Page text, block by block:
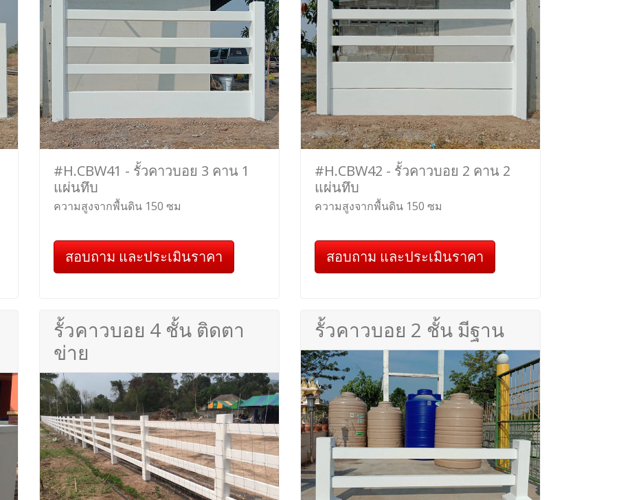
#H.CBW41 - รั้วคาวบอย 3 คาน 1
แผ่นทึบ
ความสูงจากพื้นดิน 150 ซม
สอบถาม และประเมินราคา
#H.CBW42 - รั้วคาวบอย 2 คาน 2
แผ่นทึบ
ความสูงจากพื้นดิน 150 ซม
สอบถาม และประเมินราคา
รั้วคาวบอย 4 ชั้น ติดตา
ข่าย
รั้วคาวบอย 2 ชั้น มีฐาน